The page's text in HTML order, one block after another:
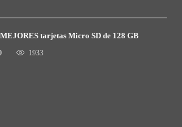
tarjetas Micro SD de 128 GB
1933